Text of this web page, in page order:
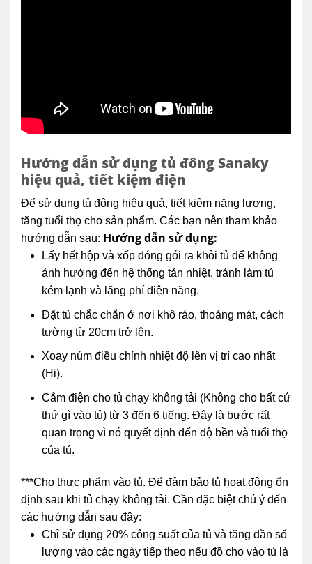
Hướng dẫn sử dụng tủ đông Sanaky
hiệu quả, tiết kiệm điện
Để sử dụng tủ đông hiệu quả, tiết kiệm năng lượng,
tăng tuổi thọ cho sản phẩm. Các bạn nên tham khảo
hướng dẫn sau: Hướng dẫn sử dụng:
Lấy hết hộp và xốp đóng gói ra khỏi tủ để không
ảnh hưởng đến hệ thống tản nhiệt, tránh làm tủ
kém lạnh và lãng phí điện năng.
Đặt tủ chắc chắn ở nơi khô ráo, thoáng mát, cách
tường từ 20cm trở lên.
Xoay núm điều chỉnh nhiệt độ lên vị trí cao nhất
(Hi).
Cắm điện cho tủ chạy không tải (Không cho bất cứ
thứ gì vào tủ) từ 3 đến 6 tiếng. Đây là bước rất
quan trọng vì nó quyết định đến độ bền và tuổi thọ
của tủ.
***Cho thực phẩm vào tủ. Để đảm bảo tủ hoạt động ổn
định sau khi tủ chạy không tải. Cần đặc biệt chú ý đến
các hướng dẫn sau đây:
Chỉ sử dụng 20% ​​công suất của tủ và tăng dần số
lượng vào các ngày tiếp theo nếu đồ cho vào tủ là